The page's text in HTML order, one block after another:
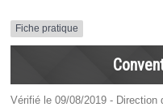
Fiche pratique
Vérifié le 09/08/2019 -